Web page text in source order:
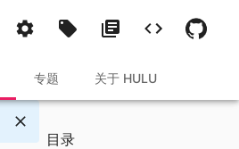
专题 关于 HULU
目录